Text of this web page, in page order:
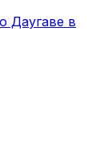
Даугаве в